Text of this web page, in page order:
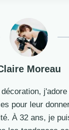
Moreau
pour leur
À 32 ans, je